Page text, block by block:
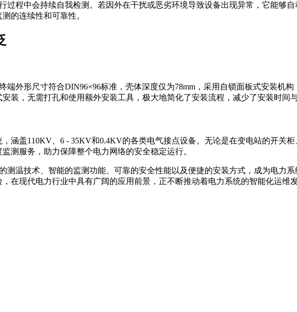
过程中会持续自我检测。若因外在干扰或恶劣环境导致设备出现异常，它能够
的连续性和可靠性。
端外形尺寸符合DIN96×96标准，壳体深度仅为78mm，采用自锁面板式安装机
装，无需打孔和使用额外安装工具，极大地简化了安装流程，减少了安装时间
涵盖110KV、6 - 35KV和0.4KV的各类电气接点设备。无论是在变电站的开关
测服务，助力保障整个电力网络的安全稳定运行。
测温技术、智能的监测功能、可靠的安全性能以及便捷的安装方式，成为电力
在现代电力行业中具有广阔的应用前景，正不断推动着电力系统的智能化运维发